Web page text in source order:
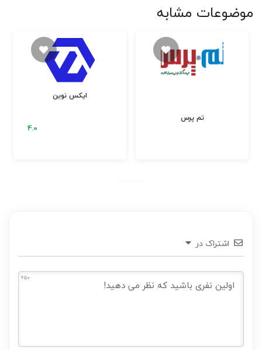
موضوعات مشابه
ایکس نوین
تم پرس
اشتراک در
650